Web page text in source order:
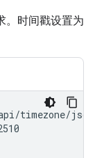
。时间戳设置为
timezone/json